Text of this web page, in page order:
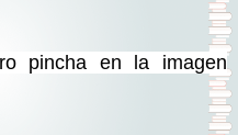
pincha en la imagen